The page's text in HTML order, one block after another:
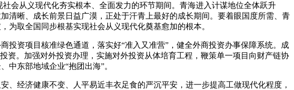
会从义现代化夯实根本、全面发力的环节期间。青海进入计谋地位全体跃升
清晰、成长前景日益广漠，正处于汗青上最好的成长期间。要着眼国度所需、青
为取全国同步根基实现社会从义现代化奠基愈加的根本。
资项目核准绿色通道，落实好“准入又准营”，健全外商投资办事保障系统。成
资。加强对外投资办理，实施对外投资从体培育工程，鞭策单一项目向财产链协
中东部地域企业“抱团出海”。
经济健康不变、人平易近丰衣足食的严沉平安，进一步提高工做现代化程度，